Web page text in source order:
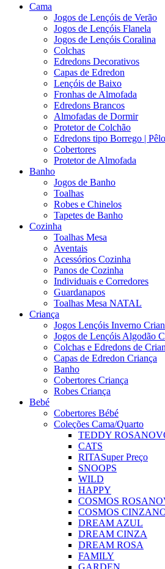
Cama
Jogos de Lençóis de Verão
Jogos de Lençóis Flanela
Jogos de Lençóis Coralina
Colchas
Edredons Decorativos
Capas de Edredon
Lençóis de Baixo
Fronhas de Almofada
Edredons Brancos
Almofadas de Dormir
Protetor de Colchão
Edredons tipo Borrego | Pêlo
Cobertores
Protetor de Almofada
Banho
Jogos de Banho
Toalhas
Robes e Chinelos
Tapetes de Banho
Cozinha
Toalhas Mesa
Aventais
Acessórios Cozinha
Panos de Cozinha
Individuais e Corredores
Guardanapos
Toalhas Mesa NATAL
Criança
Jogos Lençóis Inverno
Jogos de Lençóis Algodão
Colchas e Edredons de
Capas de Edredon Criança
Banho
Cobertores Criança
Robes Criança
Bebé
Cobertores Bébé
Coleções Cama/Quarto
TEDDY ROSA
CATS
RITASuper Preço
SNOOPS
WILD
HAPPY
COSMOS ROSA
COSMOS CINZA
DREAM AZUL
DREAM CINZA
DREAM ROSA
FAMILY
GARDEN